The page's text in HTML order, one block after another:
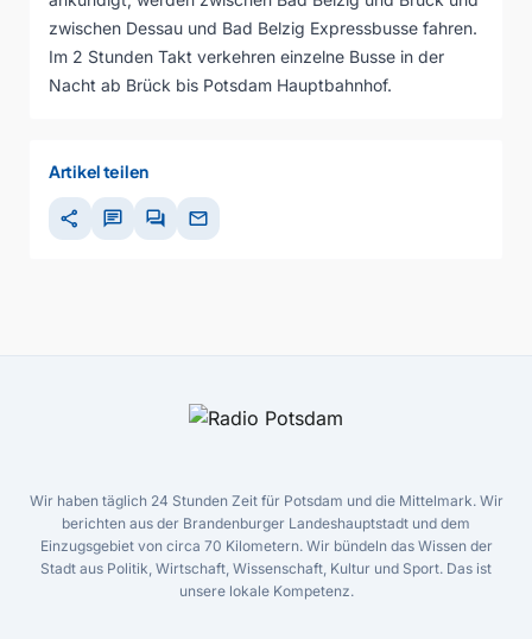
zwischen Dessau und Bad Belzig Expressbusse fahren.
Im 2 Stunden Takt verkehren einzelne Busse in der
Nacht ab Brück bis Potsdam Hauptbahnhof.
Artikel teilen
share chat forum mail
Wir haben täglich 24 Stunden Zeit für Potsdam und die Mittelmark. Wir
berichten aus der Brandenburger Landeshauptstadt und dem
Einzugsgebiet von circa 70 Kilometern. Wir bündeln das Wissen der
Stadt aus Politik, Wirtschaft, Wissenschaft, Kultur und Sport. Das ist
unsere lokale Kompetenz.